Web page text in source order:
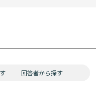
回答者から探す